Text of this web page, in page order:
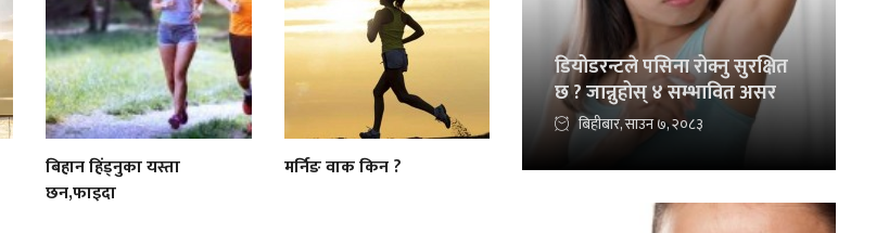
बिहान हिंड्नुका यस्ता
छन,फाइदा
मर्निङ वाक किन ?
डियोडरन्टले पसिना रोक्नु सुरक्षित
छ ? जान्नुहोस् ४ सम्भावित असर
बिहीबार, साउन ७, २०८३